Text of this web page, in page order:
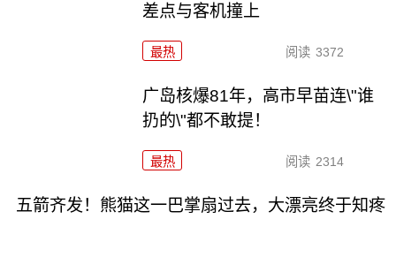
差点与客机撞上
最热 阅读 3372
广岛核爆81年，高市早苗连\"谁
扔的\"都不敢提！
最热 阅读 2314
五箭齐发！熊猫这一巴掌扇过去，大漂亮终于知疼